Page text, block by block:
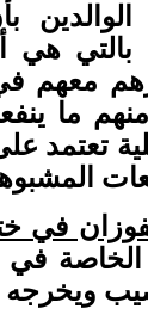
هي
معهم
منهم ما
تعتمد
في
في
ويخرجه